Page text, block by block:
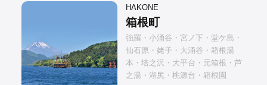
HAKONE
箱根町
強羅・小涌谷・宮ノ下・堂ケ島・
仙石原・姥子・大涌谷・箱根湯
本・塔之沢・大平台・元箱根・芦
之湯・湖尻・桃源台・箱根園